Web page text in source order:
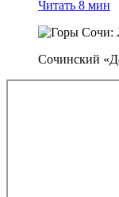
Читать 8 мин
Сочинский